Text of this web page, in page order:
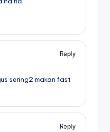
Reply
sering2 makan fast
Reply